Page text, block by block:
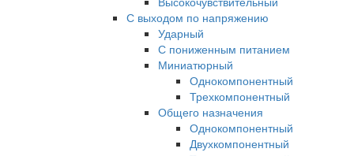
С выходом по напряжению
Ударный
С пониженным питанием
Миниатюрный
Однокомпонентный
Трехкомпонентный
Общего назначения
Однокомпонентный
Двухкомпонентный